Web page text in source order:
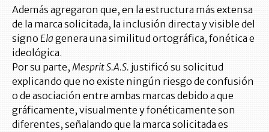
Además agregaron que, en la estructura más extensa
de la marca solicitada, la inclusión directa y visible del
signo Ela genera una similitud ortográfica, fonética e
ideológica.
Por su parte, Mesprit S.A.S. justificó su solicitud
explicando que no existe ningún riesgo de confusión
o de asociación entre ambas marcas debido a que
gráficamente, visualmente y fonéticamente son
diferentes, señalando que la marca solicitada es